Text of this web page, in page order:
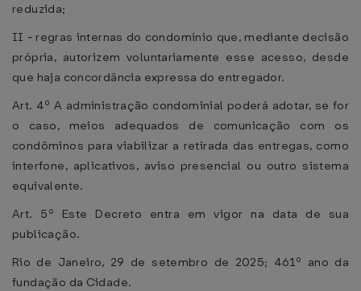
reduzida;
II - regras internas do condomínio que, mediante decisão
própria, autorizem voluntariamente esse acesso, desde
que haja concordância expressa do entregador.
Art. 4º A administração condominial poderá adotar, se for
o caso, meios adequados de comunicação com os
condôminos para viabilizar a retirada das entregas, como
interfone, aplicativos, aviso presencial ou outro sistema
equivalente.
Art. 5º Este Decreto entra em vigor na data de sua
publicação.
Rio de Janeiro, 29 de setembro de 2025; 461º ano da
fundação da Cidade.